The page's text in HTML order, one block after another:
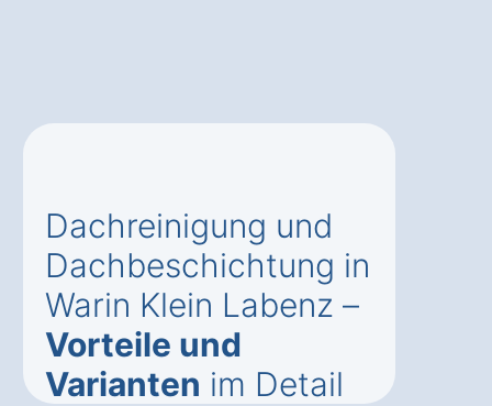
Dachreinigung und
Dachbeschichtung in
Warin Klein Labenz –
Vorteile und
Varianten im Detail